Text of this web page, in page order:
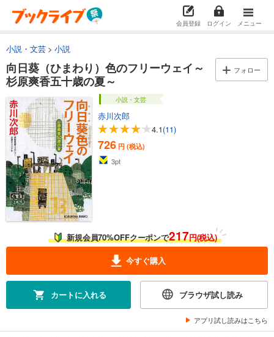
会員登録 ログイン メニュー
小説・文芸 小説
向日葵（ひまわり）色のフリーウェイ～
杉原爽香五十歳の夏～
フォロー
小説・文芸
赤川次郎
4.1(11)
726 円 (税込)
3pt
新規会員70%OFFクーポンで217円(税込)
今すぐ購入
カートに入れる ブラウザ試し読み
アプリ試し読みはこちら